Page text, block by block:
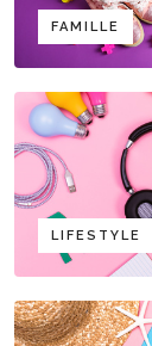
FAMILLE
LIFESTYLE